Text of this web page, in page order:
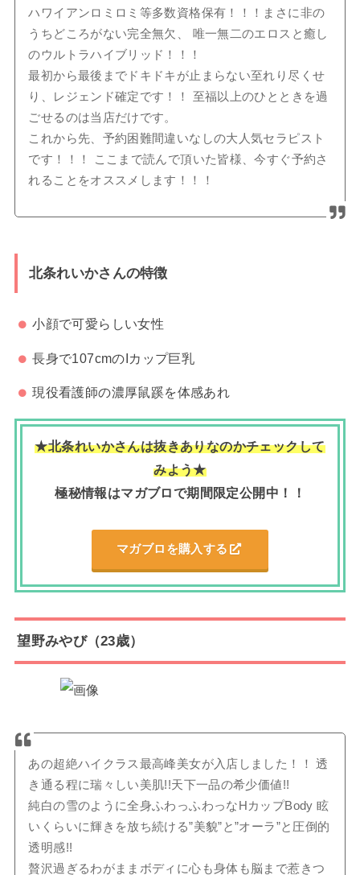
ハワイアンロミロミ等多数資格保有！！！まさに非の
うちどころがない完全無欠、 唯一無二のエロスと癒し
のウルトラハイブリッド！！！
最初から最後までドキドキが止まらない至れり尽くせ
り、レジェンド確定です！！ 至福以上のひとときを過
ごせるのは当店だけです。
これから先、予約困難間違いなしの大人気セラピスト
です！！！ ここまで読んで頂いた皆様、今すぐ予約さ
れることをオススメします！！！
北条れいかさんの特徴
小顔で可愛らしい女性
長身で107cmのIカップ巨乳
現役看護師の濃厚鼠蹊を体感あれ
★北条れいかさんは抜きありなのかチェックして
みよう★
極秘情報はマガブロで期間限定公開中！！
マガブロを購入する
望野みやび（23歳）
あの超絶ハイクラス最高峰美女が入店しました！！ 透
き通る程に瑞々しい美肌!!天下一品の希少価値!!
純白の雪のように全身ふわっふわっなHカップBody 眩
いくらいに輝きを放ち続ける”美貌”と”オーラ”と圧倒的
透明感!!
贅沢過ぎるわがままボディに心も身体も脳まで惹きつ